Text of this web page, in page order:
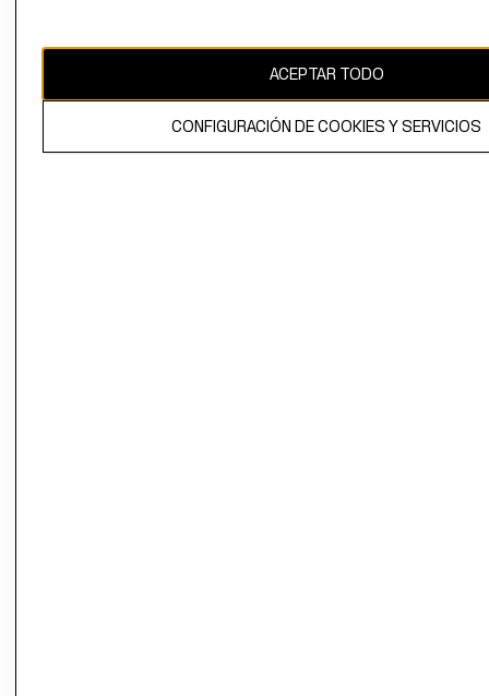
CAMBIAR REGIÓN
ACEPTAR TODO
CONFIGURACIÓN DE COOKIES Y SERVICIOS